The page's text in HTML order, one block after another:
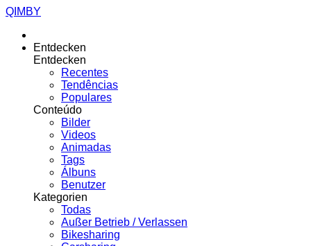
QIMBY
Entdecken
Entdecken
Recentes
Tendências
Populares
Conteúdo
Bilder
Videos
Animadas
Tags
Álbuns
Benutzer
Kategorien
Todas
Außer Betrieb / Verlassen
Bikesharing